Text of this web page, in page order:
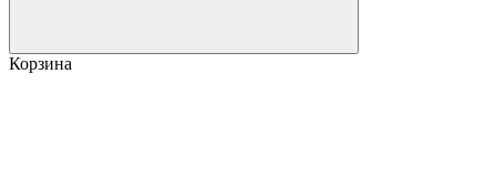
Корзина